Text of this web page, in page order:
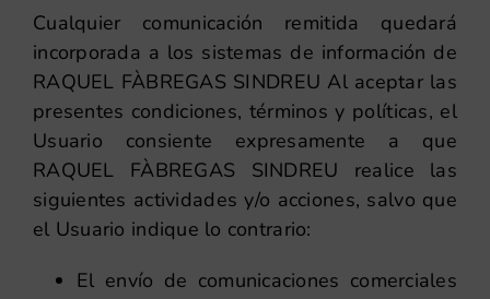
Cualquier comunicación remitida quedará
incorporada a los sistemas de información de
RAQUEL FÀBREGAS SINDREU Al aceptar las
presentes condiciones, términos y políticas, el
Usuario consiente expresamente a que
RAQUEL FÀBREGAS SINDREU realice las
siguientes actividades y/o acciones, salvo que
el Usuario indique lo contrario:
El envío de comunicaciones comerciales